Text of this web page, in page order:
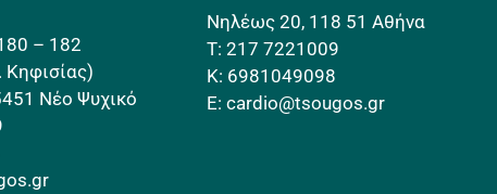
– 182
Νέο Ψυχικό
Νηλέως 20, 118 51 Αθήνα
Τ: 217 7221009
Κ: 6981049098
E: cardio@tsougos.gr